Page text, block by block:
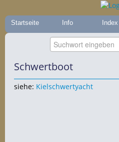
Startseite Info Index
Schwertboot
siehe: Kielschwertyacht